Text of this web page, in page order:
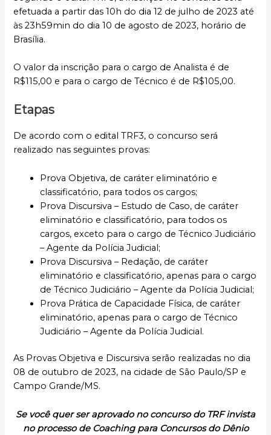
efetuada a partir das 10h do dia 12 de julho de 2023 até
às 23h59min do dia 10 de agosto de 2023, horário de
Brasília.
O valor da inscrição para o cargo de Analista é de
R$115,00 e para o cargo de Técnico é de R$105,00.
Etapas
De acordo com o edital TRF3, o concurso será
realizado nas seguintes provas:
Prova Objetiva, de caráter eliminatório e
classificatório, para todos os cargos;
Prova Discursiva – Estudo de Caso, de caráter
eliminatório e classificatório, para todos os
cargos, exceto para o cargo de Técnico Judiciário
– Agente da Polícia Judicial;
Prova Discursiva – Redação, de caráter
eliminatório e classificatório, apenas para o cargo
de Técnico Judiciário – Agente da Polícia Judicial;
Prova Prática de Capacidade Física, de caráter
eliminatório, apenas para o cargo de Técnico
Judiciário – Agente da Polícia Judicial.
As Provas Objetiva e Discursiva serão realizadas no dia
08 de outubro de 2023, na cidade de São Paulo/SP e
Campo Grande/MS.
Se você quer ser aprovado no concurso do TRF invista
no processo de Coaching para Concursos do Dênio